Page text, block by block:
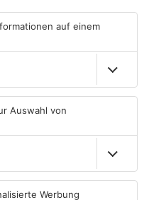
Schwerer Unfall zwischen
Langenselbolder Dreieck und
Hanauer Kreuz